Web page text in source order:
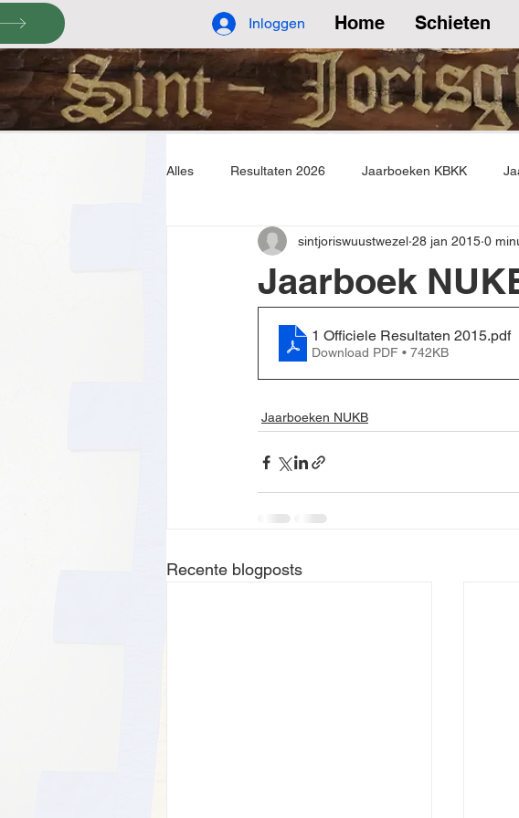
Inloggen Home Schieten
Alles Resultaten 2026 Jaarboeken KBKK
Jaarboek
sintjoriswuustwezel 28 jan 2015 0
1 Officiele Resultaten 2015.pdf
Download PDF • 742KB
Jaarboeken NUKB
Recente blogposts